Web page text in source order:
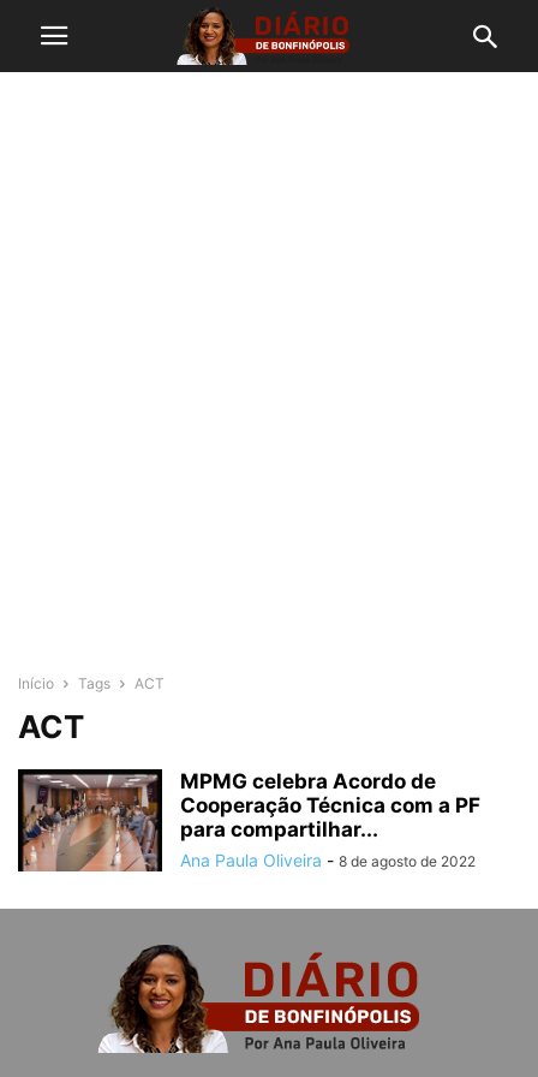
Início Tags ACT
ACT
MPMG celebra Acordo de
Cooperação Técnica com a PF
para compartilhar...
Ana Paula Oliveira - 8 de agosto de 2022